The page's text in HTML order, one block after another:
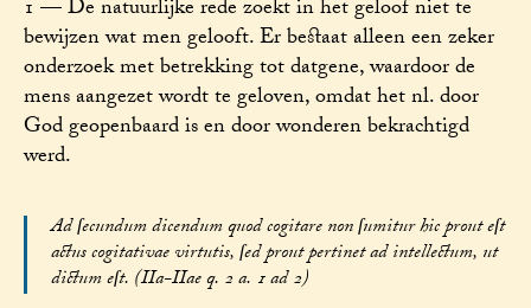
1 — De natuurlijke rede zoekt in het geloof niet te
bewijzen wat men gelooft. Er bestaat alleen een zeker
onderzoek met betrekking tot datgene, waardoor de
mens aangezet wordt te geloven, omdat het nl. door
God geopenbaard is en door wonderen bekrachtigd
werd.
Ad ſecundum dicendum quod cogitare non ſumitur hic prout eſt
actus cogitativae virtutis, ſed prout pertinet ad intellectum, ut
dictum eſt. (IIa-IIae q. 2 a. 1 ad 2)